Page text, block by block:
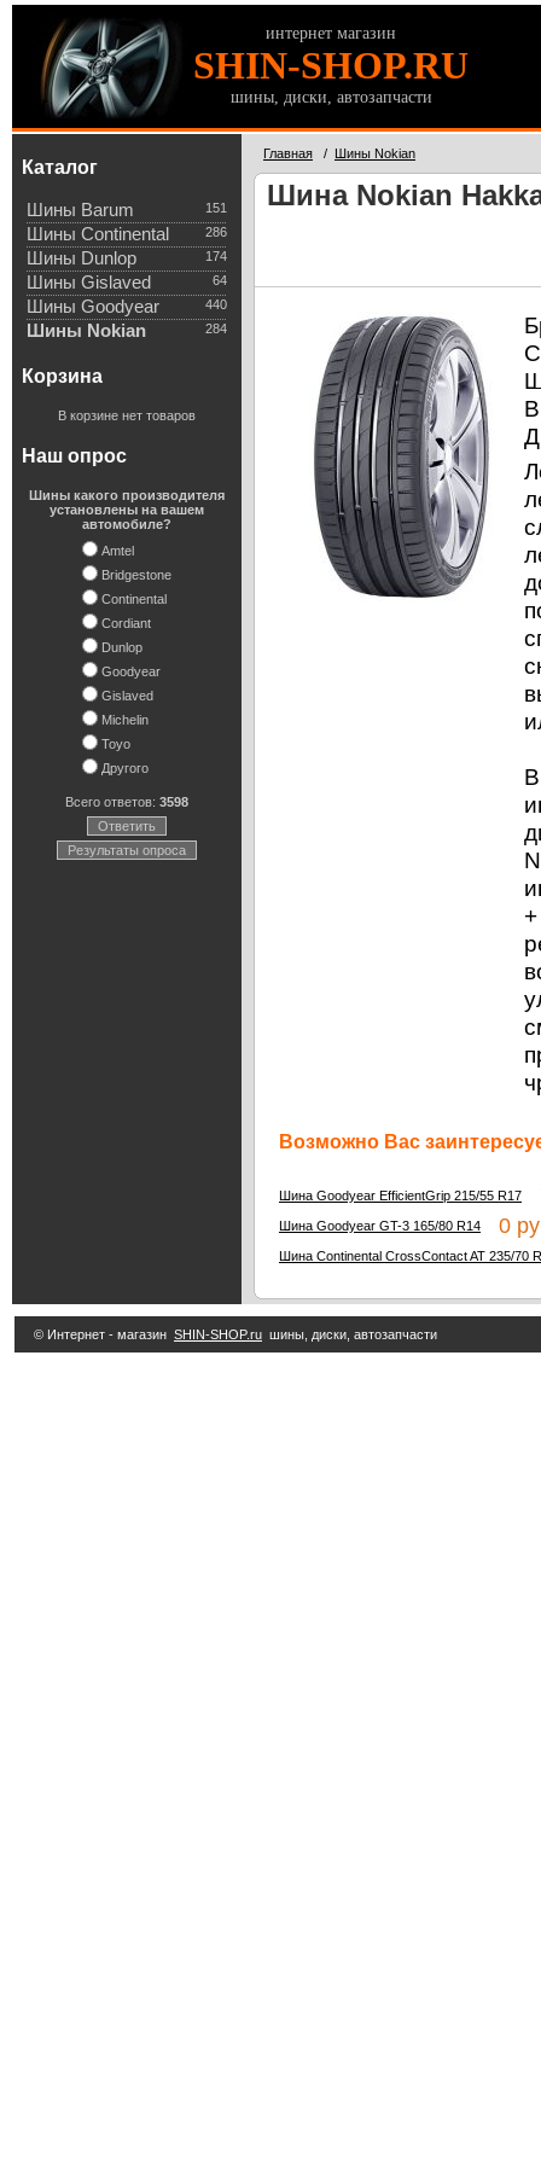
интернет магазин
SHIN-SHOP.RU
шины, диски, автозапчасти
Каталог
151
Шины Barum
286
Шины Continental
174
Шины Dunlop
64
Шины Gislaved
440
Шины Goodyear
284
Шины Nokian
Корзина
В корзине нет товаров
Наш опрос
Шины какого производителя
установлены на вашем
автомобиле?
Amtel
Bridgestone
Continental
Cordiant
Dunlop
Goodyear
Gislaved
Michelin
Toyo
Другого
Всего ответов: 3598
Ответить
Результаты опроса
Главная / Шины Nokian
Шина Nokian
Возможно Вас
Шина Goodyear EfficientGrip 215/55 R17
Шина Goodyear GT-3 165/80 R14 0
Шина Continental CrossContact AT 235/70
© Интернет - магазин SHIN-SHOP.ru шины, диски, автозапчасти